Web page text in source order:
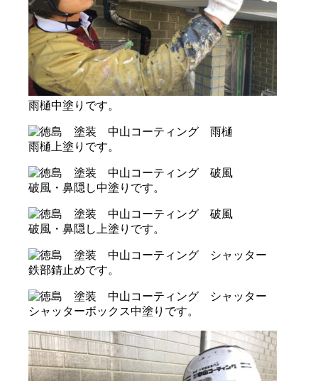
雨樋中塗りです。
雨樋上塗りです。
破風・鼻隠し中塗りです。
破風・鼻隠し上塗りです。
鉄部錆止めです。
シャッターボックス中塗りです。